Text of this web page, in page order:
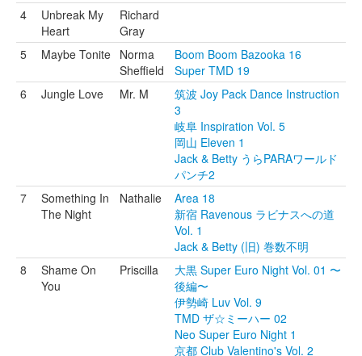
4
Unbreak My
Heart
Richard
Gray
5
Maybe Tonite Norma
Sheffield
Boom Boom Bazooka 16
Super TMD 19
6
Jungle Love Mr. M
筑波 Joy Pack Dance Instruction
3
岐阜 Inspiration Vol. 5
岡山 Eleven 1
Jack & Betty うらPARAワールド
パンチ2
7
Something In
The Night
Nathalie
Area 18
新宿 Ravenous ラビナスへの道
Vol. 1
Jack & Betty (旧) 巻数不明
8
Shame On
You
Priscilla
大黒 Super Euro Night Vol. 01 〜
後編〜
伊勢崎 Luv Vol. 9
TMD ザ☆ミーハー 02
Neo Super Euro Night 1
京都 Club Valentino's Vol. 2